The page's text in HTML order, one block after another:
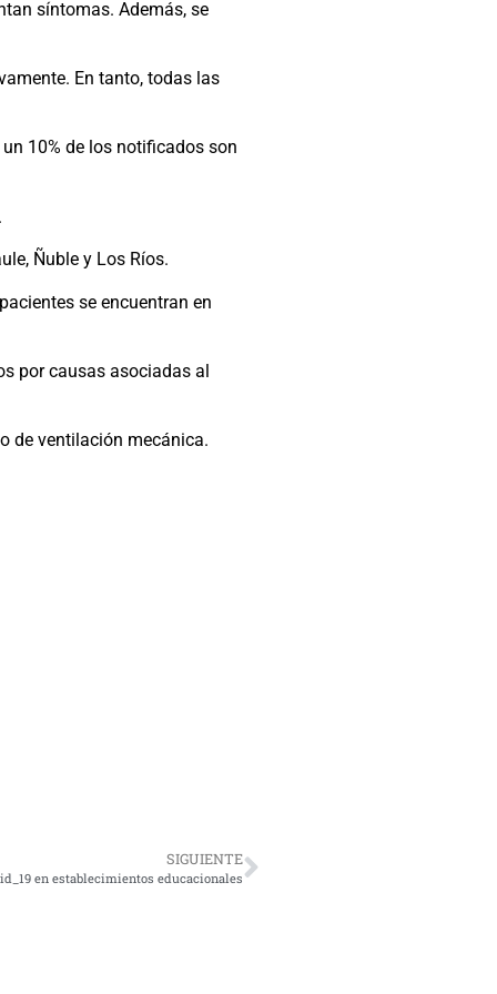
síntomas. Además, se
En tanto, todas las
10% de los notificados son
Ñuble y Los Ríos.
se encuentran en
por causas asociadas al
de ventilación mecánica.
SIGUIENTE
en establecimientos educacionales